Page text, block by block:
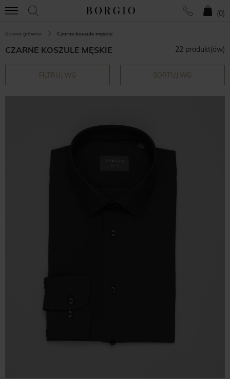
(0)
Strona główna Czarne koszule męskie
CZARNE KOSZULE MĘSKIE
FILTRUJ WG SORTUJ WG
22 produkt(ów)